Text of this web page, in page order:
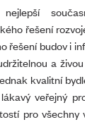
řešení
řešení budov i
a
kvalitní
veřejný
pro všechny